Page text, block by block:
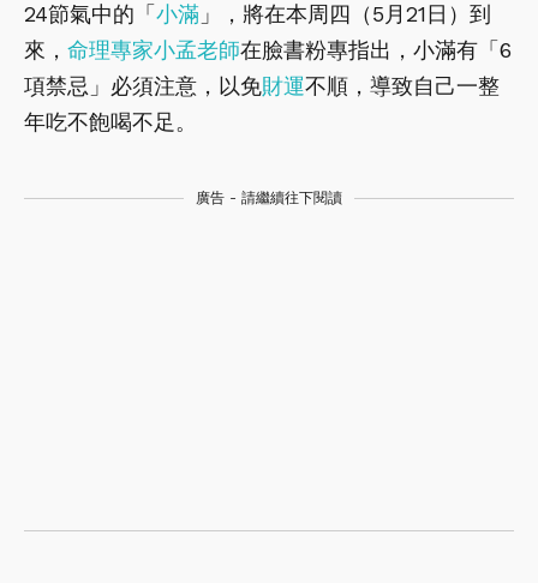
24節氣中的「 小滿 」，將在本周四（5月21日）到
來， 命理專家小孟老師在臉書粉專指出，小滿有「6
項禁忌」必須注意，以免財運不順，導致自己一整
年吃不飽喝不足。
廣告 - 請繼續往下閱讀